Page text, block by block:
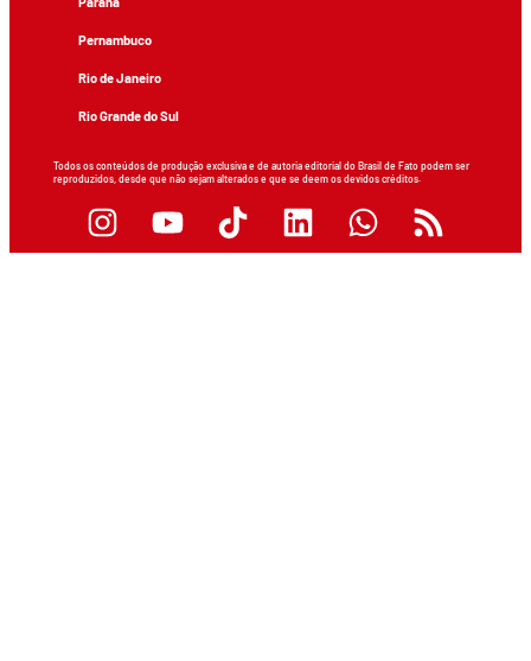
Pernambuco
Rio de Janeiro
Rio Grande do Sul
Todos os conteúdos de produção exclusiva e de autoria editorial do Brasil de Fato podem ser
reproduzidos, desde que não sejam alterados e que se deem os devidos créditos.